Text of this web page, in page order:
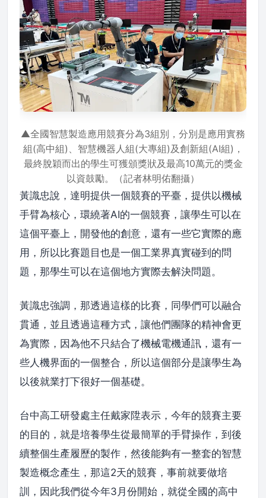
▲全國智慧製造應用競賽分為3組別，分別是應用實務
組(高中組)、智慧機器人組(大專組)及創新組(AI組)，
最終脫穎而出的學生可獲頒獎狀及最高10萬元的獎金
以資鼓勵。（記者林明佑翻攝）
黃識忠說，達明提供一個競賽的平臺，提供以機械
手臂為核心，環繞著AI的一個競賽，讓學生可以在
這個平臺上，開發他的創意，還有一些它實際的應
用，所以比賽題目也是一個工業界真實碰到的問
題，那學生可以在這個地方實際去解決問題。
黃識忠強調，那透過這樣的比賽，同學們可以融合
貫通，並且透過這種方式，讓他們團隊的精神會更
為實際，因為他不只結合了機械電機通訊，還有一
些人機界面的一個整合，所以這個部分是讓學生為
以後就業打下很好一個基礎。
台中高工研發處主任戴家陞表示，今年的競賽主要
的目的，就是培養學生從最簡單的手臂操作，到後
續整個生產履歷的製作，然後能夠有一整套的智慧
製造概念產生，那這2天的競賽，事前就要做培
訓，因此我們從今年3月份開始，就從全國的高中